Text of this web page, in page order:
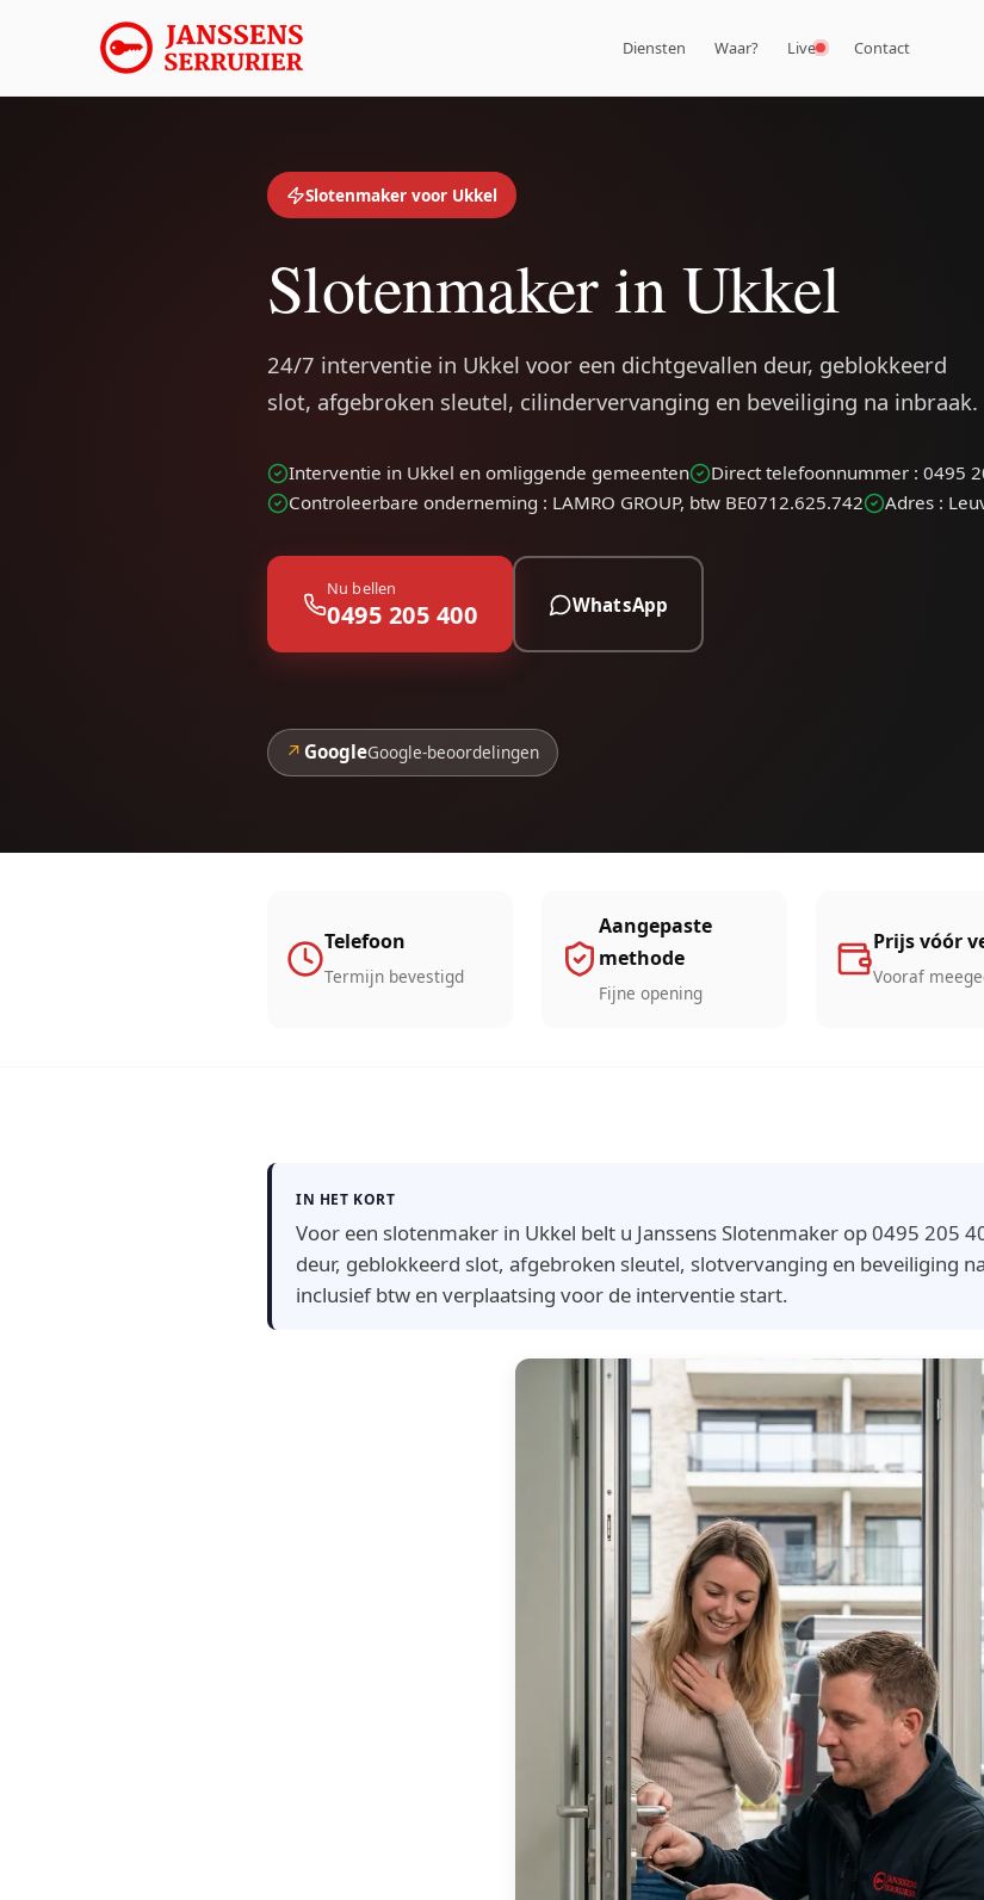
Diensten Waar? Live Contact
Slotenmaker voor Ukkel
Slotenmaker in Ukkel
24/7 interventie in Ukkel voor een dichtgevallen deur, geblokkeerd
slot, afgebroken sleutel, cilindervervanging en beveiliging na inbraak.
Interventie in Ukkel en omliggende gemeenten
Direct telefoonnummer : 0495
Controleerbare onderneming : LAMRO GROUP, btw BE0712.625.742
Adres :
Nu bellen
0495 205 400 WhatsApp
↗ GoogleGoogle-beoordelingen
Telefoon
Termijn bevestigd
Aangepaste
methode
Fijne opening
Prijs vóór
Vooraf
IN HET KORT
Voor een slotenmaker in Ukkel belt u Janssens Slotenmaker op 0495 205
deur, geblokkeerd slot, afgebroken sleutel, slotvervanging en beveiliging
inclusief btw en verplaatsing voor de interventie start.